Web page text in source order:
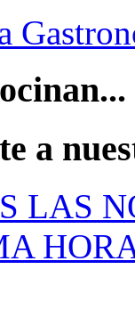
a
LAS